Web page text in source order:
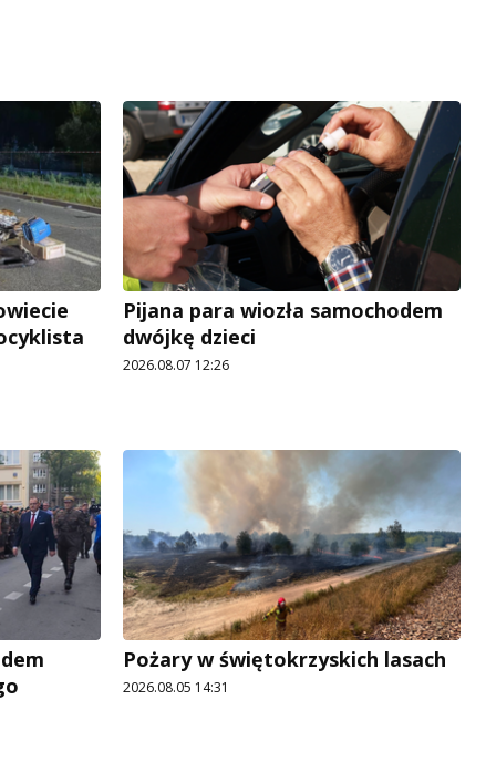
Pijana para wiozła samochodem
dwójkę dzieci
2026.08.07 12:26
Pożary w świętokrzyskich lasach
2026.08.05 14:31